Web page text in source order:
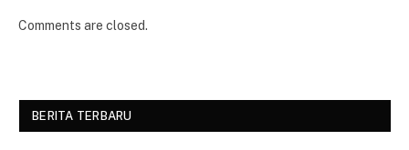
Comments are closed.
BERITA TERBARU